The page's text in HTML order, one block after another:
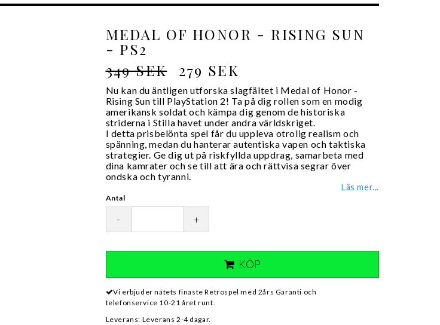
MEDAL OF HONOR - RISING SUN
- PS2
349 SEK
279 SEK
Nu kan du äntligen utforska slagfältet i Medal of Honor -
Rising Sun till PlayStation 2! Ta på dig rollen som en modig
amerikansk soldat och kämpa dig genom de historiska
striderna i Stilla havet under andra världskriget.
I detta prisbelönta spel får du uppleva otrolig realism och
spänning, medan du hanterar autentiska vapen och taktiska
strategier. Ge dig ut på riskfyllda uppdrag, samarbeta med
dina kamrater och se till att ära och rättvisa segrar över
ondska och tyranni.
Läs mer...
Antal
- +
KÖP
Vi erbjuder nätets finaste Retrospel med 2års Garanti och
telefonservice 10-21 året runt.
Leverans: Leverans 2-4 dagar.